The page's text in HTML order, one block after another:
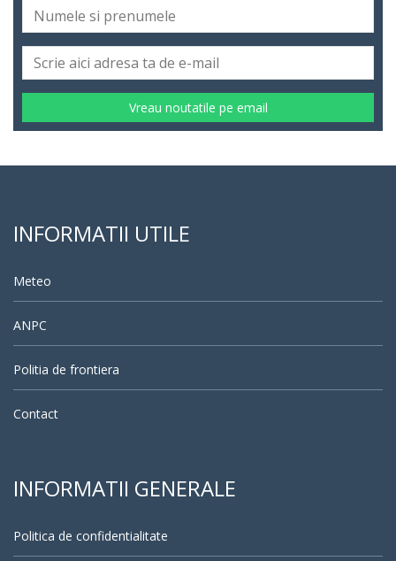
Vreau noutatile pe email
INFORMATII UTILE
Meteo
ANPC
Politia de frontiera
Contact
INFORMATII GENERALE
Politica de confidentialitate